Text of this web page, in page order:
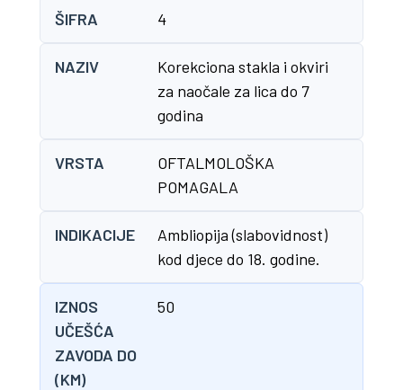
ŠIFRA 4
NAZIV
Korekciona stakla i okviri
za naočale za lica do 7
godina
VRSTA
OFTALMOLOŠKA
POMAGALA
INDIKACIJE
Ambliopija (slabovidnost)
kod djece do 18. godine.
IZNOS
UČEŠĆA
ZAVODA DO
(KM)
50